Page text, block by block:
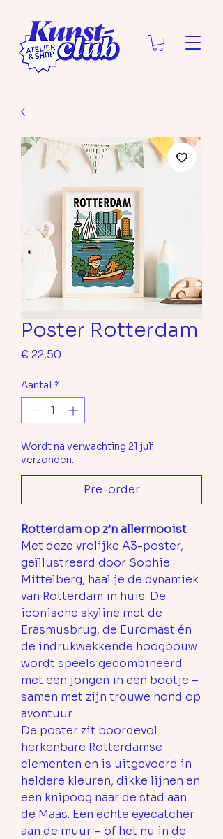
Poster Rotterdam
€ 22,50
Aantal *
Wordt na verwachting 21 juli
verzonden.
Pre-order
Rotterdam op z’n allermooist
Met deze vrolijke A3-poster,
geïllustreerd door Sophie
Mittelberg, haal je de dynamiek
van Rotterdam in huis. De
iconische skyline met de
Erasmusbrug, de Euromast én
de indrukwekkende hoogbouw
wordt speels gecombineerd
met een jongen in een bootje –
samen met zijn trouwe hond op
avontuur.
De poster zit boordevol
herkenbare Rotterdamse
elementen en is uitgevoerd in
heldere kleuren, dikke lijnen en
een knipoog naar de stad aan
de Maas. Een echte eyecatcher
aan de muur – of het nu in de